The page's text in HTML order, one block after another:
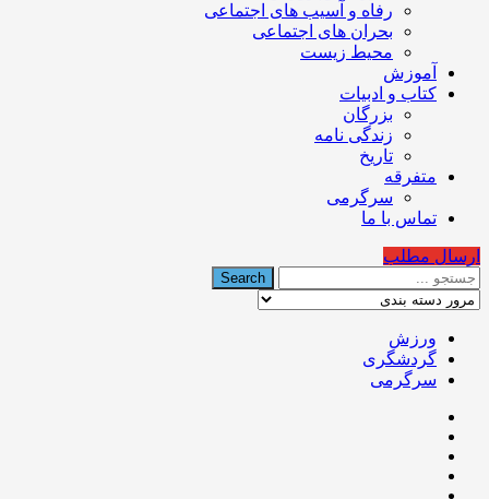
رفاه و آسیب های اجتماعی
بحران های اجتماعی
محیط زیست
آموزش
کتاب و ادبیات
بزرگان
زندگی نامه
تاریخ
متفرقه
سرگرمی
تماس با ما
ارسال مطلب
ورزش
گردشگری
سرگرمی